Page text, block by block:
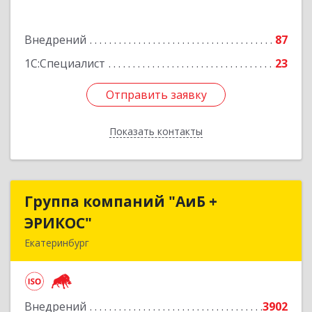
Внедрений
87
1С:Специалист
23
Отправить заявку
Показать контакты
Отправить заявку
Назад
Группа компаний "АиБ +
ЭРИКОС"
Екатеринбург
Внедрений
3902
Группа компаний "АиБ +
Подробнее